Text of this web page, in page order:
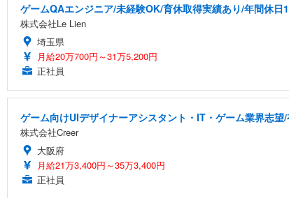
ゲームQAエンジニア/未経験OK/育休取得実績あり/年間休日
株式会社Le Lien
埼玉県
月給20万700円～31万5,200円
正社員
ゲーム向けUIデザイナーアシスタント・IT・ゲーム業界志
株式会社Creer
大阪府
月給21万3,400円～35万3,400円
正社員